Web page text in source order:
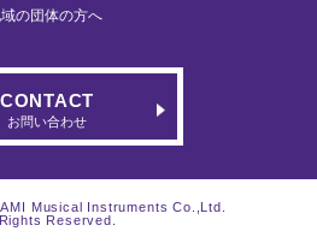
の団体の方へ
CONTACT
お問い合わせ
Musical Instruments Co.,Ltd.
Reserved.